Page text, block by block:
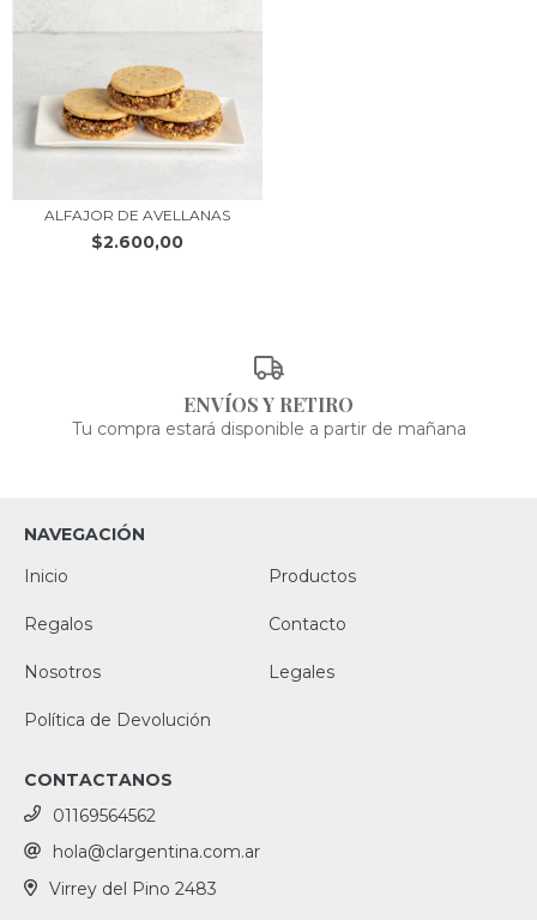
ALFAJOR DE AVELLANAS
$2.600,00
ENVÍOS Y RETIRO
Tu compra estará disponible a partir de mañana
NAVEGACIÓN
Inicio
Productos
Regalos Contacto
Nosotros Legales
Política de Devolución
CONTACTANOS
01169564562
hola@clargentina.com.ar
Virrey del Pino 2483